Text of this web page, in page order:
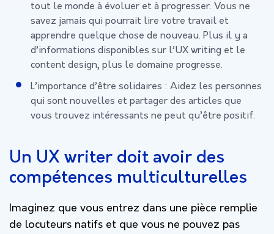
tout le monde à évoluer et à progresser. Vous ne
savez jamais qui pourrait lire votre travail et
apprendre quelque chose de nouveau. Plus il y a
d’informations disponibles sur l’UX writing et le
content design, plus le domaine progresse.
L’importance d’être solidaires : Aidez les personnes
qui sont nouvelles et partager des articles que
vous trouvez intéressants ne peut qu’être positif.
Un UX writer doit avoir des
compétences multiculturelles
Imaginez que vous entrez dans une pièce remplie
de locuteurs natifs et que vous ne pouvez pas